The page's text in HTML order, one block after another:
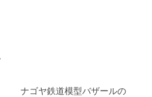
ナゴヤ鉄道模型バザールの